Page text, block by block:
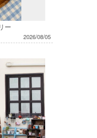
ー
2026/08/05